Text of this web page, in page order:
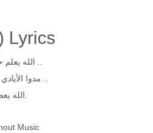
Lyrics
الله يعلم حاجتي ومكاني في غربة بين الثلوج أعاني ..
مدوا الأيادي دثّروني إنني في كربة وأرى الحياة أماني ..
الله يعطي منفقاً خلفًا فلا تتأثروا بمكائد الشيطان.
Music